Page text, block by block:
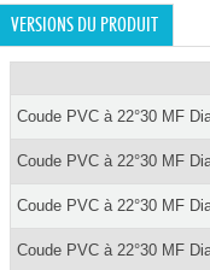
VERSIONS DU PRODUIT
Coude PVC à 22°30 MF
Coude PVC à 22°30 MF
Coude PVC à 22°30 MF
Coude PVC à 22°30 MF